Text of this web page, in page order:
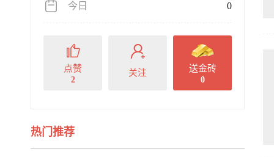
今日 0
点赞
2
关注 送金砖
0
热门推荐